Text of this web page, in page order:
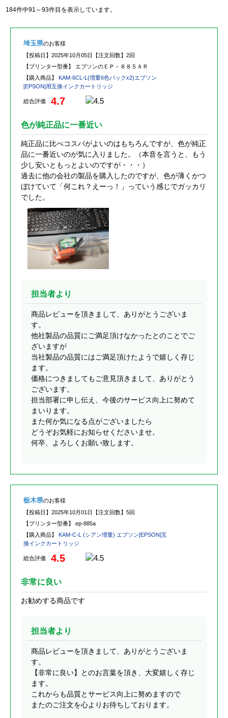
184件中91～93件目を表示しています。
埼玉県のお客様
【投稿日】 2025年10月05日 【注文回数】 2回
【プリンター型番】 エプソンのＥＰ－８８５ＡＲ
【購入商品】 KAM-6CL-L(増量6色パックx2)エプソン
[EPSON]用互換インクカートリッジ
総合評価 4.7
色が純正品に一番近い
純正品に比べコスパがよいのはもちろんですが、色が純正
品に一番近いのが気に入りました。（本音を言うと、もう
少し安いともっとよいのですが・・・）
過去に他の会社の製品を購入したのですが、色が薄くかつ
ぼけていて「何これ？えーっ！」っていう感じでガッカリ
でした。
担当者より
商品レビューを頂きまして、ありがとうございま
す。
他社製品の品質にご満足頂けなかったとのことでご
ざいますが
当社製品の品質にはご満足頂けたようで嬉しく存じ
ます。
価格につきましてもご意見頂きまして、ありがとう
ございます。
担当部署に申し伝え、今後のサービス向上に努めて
まいります。
また何か気になる点がございましたら
どうぞお気軽にお知らせくださいませ。
何卒、よろしくお願い致します。
栃木県のお客様
【投稿日】 2025年10月01日 【注文回数】 5回
【プリンター型番】 ep-885a
【購入商品】 KAM-C-L (シアン増量) エプソン[EPSON]互
換インクカートリッジ
総合評価 4.5
非常に良い
お勧めする商品です
担当者より
商品レビューを頂きまして、ありがとうございま
す。
【非常に良い】とのお言葉を頂き、大変嬉しく存じ
ます。
これからも品質とサービス向上に努めますので
またのご注文を心よりお待ちしております。